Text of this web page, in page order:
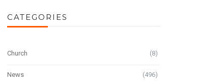
CATEGORIES
Church (8)
News (496)